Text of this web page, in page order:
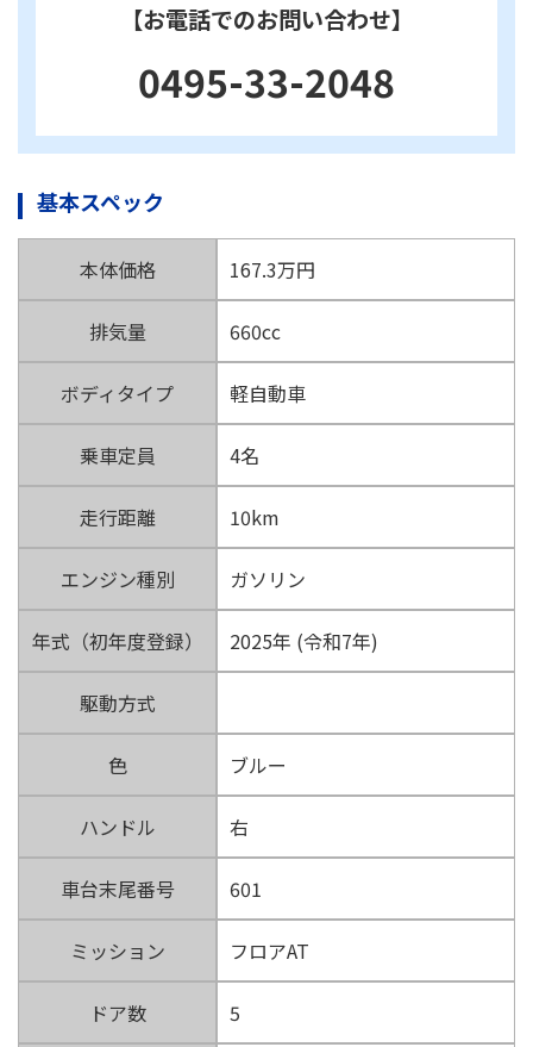
【お電話でのお問い合わせ】
0495-33-2048
基本スペック
本体価格 167.3万円
排気量 660cc
ボディタイプ 軽自動車
乗車定員 4名
走行距離 10km
エンジン種別 ガソリン
年式（初年度登録） 2025年 (令和7年)
駆動方式
色 ブルー
ハンドル 右
車台末尾番号 601
ミッション フロアAT
ドア数 5